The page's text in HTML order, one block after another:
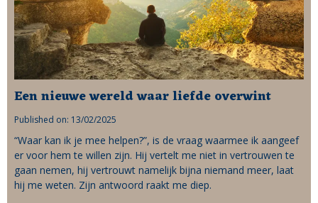
Een nieuwe wereld waar liefde overwint
Published on: 13/02/2025
“Waar kan ik je mee helpen?”, is de vraag waarmee ik aangeef
er voor hem te willen zijn. Hij vertelt me niet in vertrouwen te
gaan nemen, hij vertrouwt namelijk bijna niemand meer, laat
hij me weten. Zijn antwoord raakt me diep.